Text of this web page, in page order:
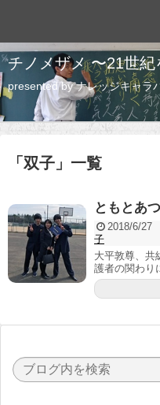
チノメザメ 〜21世紀
presented by ナレッジキャラ
「 双子 」 一覧
ともとあ
2018/6/27
子
大平敦尊、共
護者の関わり